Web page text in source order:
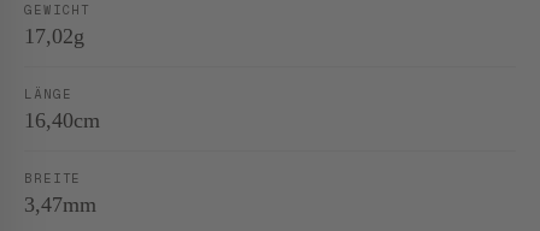
GEWICHT
17,02g
LÄNGE
16,40cm
BREITE
3,47mm